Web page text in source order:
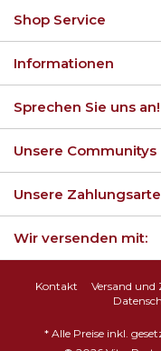
Shop Service
Informationen
Sprechen Sie uns an!
Unsere Communitys
Unsere
Wir versenden mit:
Kontakt Versand
* Alle Preise inkl.